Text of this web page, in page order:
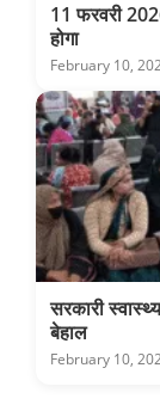
11 फरवरी
होगा
February 10,
सरकारी
बेहाल
February 10,